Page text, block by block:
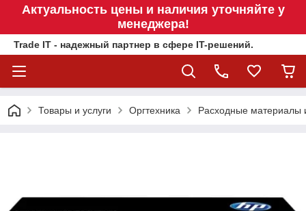
Актуальность цены и наличия уточняйте у
менеджера!
Trade IT - надежный партнер в сфере IT-решений.
Товары и услуги Оргтехника Расходные материалы